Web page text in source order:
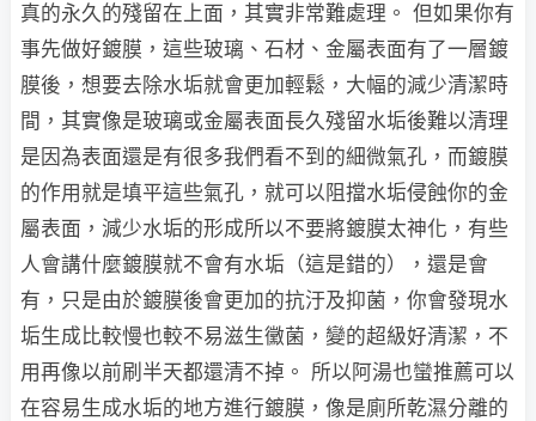
真的永久的殘留在上面，其實非常難處理。 但如果你有
事先做好鍍膜，這些玻璃、石材、金屬表面有了一層鍍
膜後，想要去除水垢就會更加輕鬆，大幅的減少清潔時
間，其實像是玻璃或金屬表面長久殘留水垢後難以清理
是因為表面還是有很多我們看不到的細微氣孔，而鍍膜
的作用就是填平這些氣孔，就可以阻擋水垢侵蝕你的金
屬表面，減少水垢的形成所以不要將鍍膜太神化，有些
人會講什麼鍍膜就不會有水垢（這是錯的），還是會
有，只是由於鍍膜後會更加的抗汙及抑菌，你會發現水
垢生成比較慢也較不易滋生黴菌，變的超級好清潔，不
用再像以前刷半天都還清不掉。 所以阿湯也蠻推薦可以
在容易生成水垢的地方進行鍍膜，像是廁所乾濕分離的